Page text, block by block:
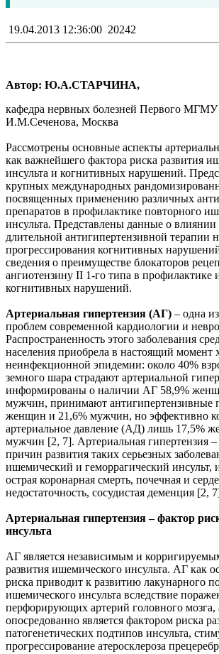
19.04.2013 12:36:00 20242
Автор: Ю.А.СТАРЧИНА,
кафедра нервных болезней Первого
И.М.Сеченова, Москва
Рассмотрены основные аспекты
как важнейшего фактора риска развития
инсульта и когнитивных нарушений.
крупных международных
посвященных применению различных
препаратов в профилактике повторного
инсульта. Представлены данные о влиянии
длительной антигипертензивной терапии
прогрессирования когнитивных
сведения о преимуществе блокаторов
ангиотензину II 1-го типа в профилактике
когнитивных нарушений.
Артериальная гипертензия (АГ) – одна
проблем современной кардиологии и
Распространенность этого заболевания
населения приобрела в настоящий момент
неинфекционной эпидемии: около 40%
земного шара страдают артериальной
информированы о наличии АГ 58,9%
мужчин, принимают антигипертензивные
женщин и 21,6% мужчин, но эффективно
артериальное давление (АД) лишь 17,5%
мужчин [2, 7]. Артериальная гипертензия
причин развития таких серьезных
ишемический и геморрагический инсульт,
острая коронарная смерть, почечная и
недостаточность, сосудистая деменция [2,
Артериальная гипертензия – фактор
инсульта
АГ является независимым и
развития ишемического инсульта. АГ как
риска приводит к развитию лакунарного
ишемического инсульта вследствие
перфорирующих артерий головного мозга,
опосредованно является фактором риска
патогенетических подтипов инсульта,
прогрессирование атеросклероза